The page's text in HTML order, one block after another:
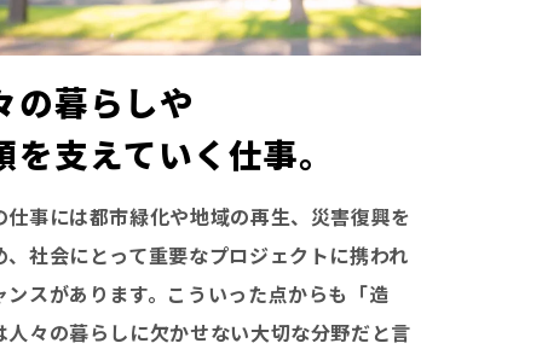
の暮らしや
を支えていく仕事。
仕事には都市緑化や地域の再生、災害復興を
、社会にとって重要なプロジェクトに携われ
ンスがあります。こういった点からも「造
人々の暮らしに欠かせない大切な分野だと言